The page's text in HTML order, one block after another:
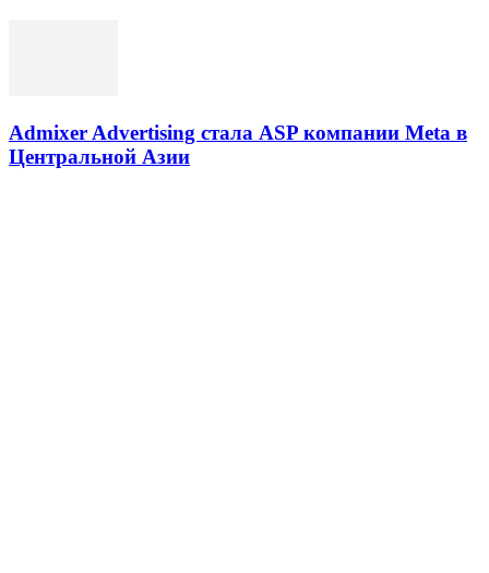
Admixer Advertising стала ASP компании Meta в
Центральной Азии